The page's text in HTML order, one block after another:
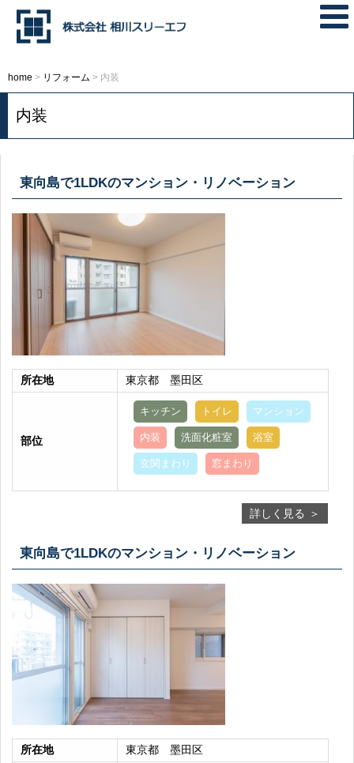
home > リフォーム > 内装
内装
東向島で1LDKのマンション・リノベーション
所在地 東京都 墨田区
部位
キッチン トイレ マンション
内装 洗面化粧室 浴室
玄関まわり 窓まわり
詳しく見る
東向島で1LDKのマンション・リノベーション
所在地 東京都 墨田区